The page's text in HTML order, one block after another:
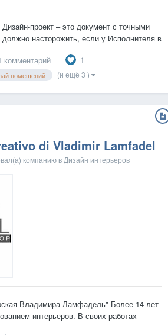
проект – это документ с точными
насторожить, если у Исполнителя в
расчетов, без монтажных планов и
оборудования с п...
комментарий 1
помещений (и ещё 3 )
di Vladimir Lamfadel
компанию в Дизайн интерьеров
Владимира Ламфадель" Более 14 лет
интерьеров. В своих работах